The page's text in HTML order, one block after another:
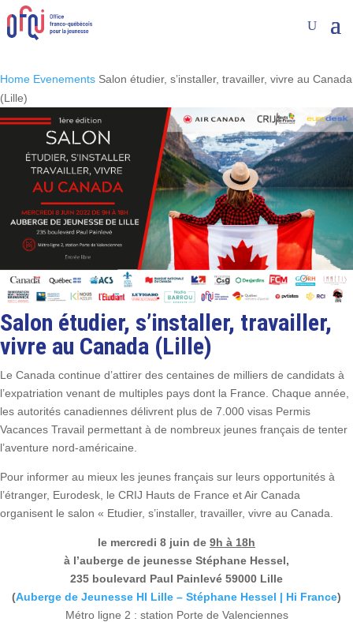
Home Evenements Salon étudier, s’installer, travailler, vivre au Canada
(Lille)
Salon étudier, s’installer, travailler,
vivre au Canada (Lille)
Le Canada continue d’attirer des centaines de milliers de candidats à
l’expatriation venant de multiples pays dont la France. Chaque année,
les autorités canadiennes délivrent plus de 7.000 visas Permis
Vacances Travail permettant à de nombreux jeunes français de tenter
l’aventure nord-américaine.
Pour informer au mieux les jeunes français sur leurs opportunités à
l’étranger, Eurodesk, le CRIJ Hauts de France et Air Canada
organisent le salon « Etudier, s’installer, travailler, vivre au Canada.
le mercredi 8 juin de 9h à 18h
à l’auberge de jeunesse Stéphane Hessel,
235 boulevard Paul Painlevé 59000 Lille
(Auberge de Jeunesse HI Lille – Stéphane Hessel | Hi France)
Métro ligne 2 : station Porte de Valenciennes